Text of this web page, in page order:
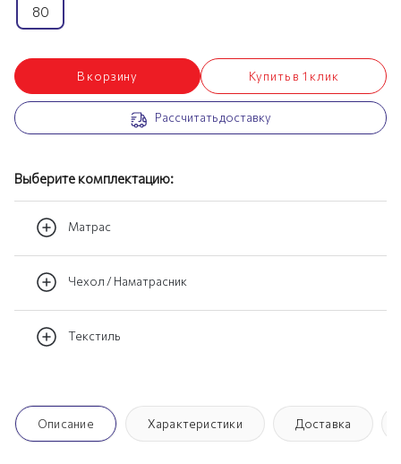
80
В корзину Купить в 1 клик
Рассчитать доставку
Выберите комплектацию:
Матрас
Чехол / Наматрасник
Текстиль
Описание Характеристики Доставка